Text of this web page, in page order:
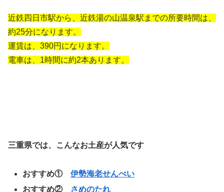
近鉄四日市駅から、近鉄湯の山温泉駅までの所要時間は、
約25分になります。
運賃は、390円になります。
電車は、1時間に約2本あります。
三重県では、こんなお土産が人気です
おすすめ①伊勢海老せんべい
おすすめ②
さめのたれ